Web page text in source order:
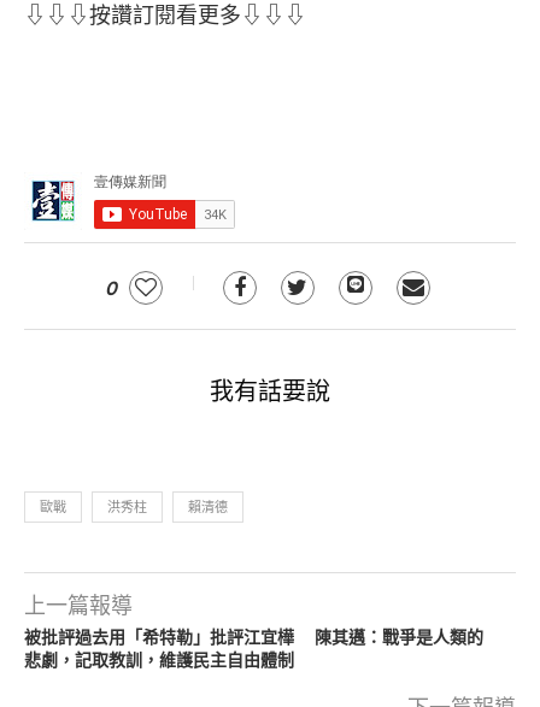
⇩⇩⇩按讚訂閱看更多⇩⇩⇩
0
我有話要說
歐戰 洪秀柱 賴清德
上一篇報導
被批評過去用「希特勒」批評江宜樺 陳其邁：戰爭是人類的
悲劇，記取教訓，維護民主自由體制